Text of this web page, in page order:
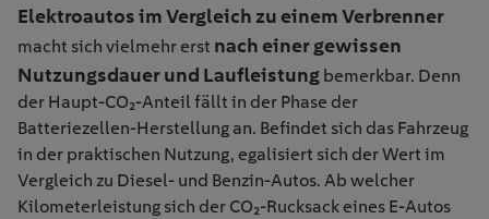
Elektroautos im Vergleich zu einem Verbrenner
macht sich vielmehr erst nach einer gewissen
Nutzungsdauer und Laufleistung bemerkbar. Denn
der Haupt-CO₂-Anteil fällt in der Phase der
Batteriezellen-Herstellung an. Befindet sich das Fahrzeug
in der praktischen Nutzung, egalisiert sich der Wert im
Vergleich zu Diesel- und Benzin-Autos. Ab welcher
Kilometerleistung sich der CO₂-Rucksack eines E-Autos